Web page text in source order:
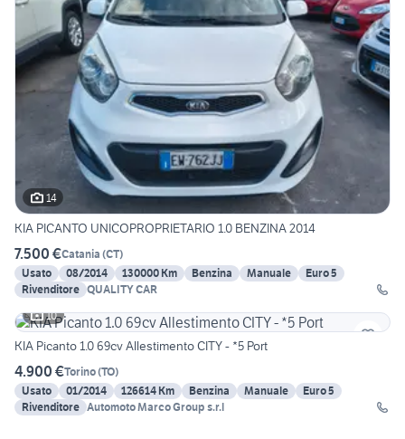
14
KIA PICANTO UNICOPROPRIETARIO 1.0 BENZINA 2014
7.500 €Catania (CT)
Usato
08/2014 130000 Km Benzina Manuale
Euro 5
Rivenditore QUALITY CAR
10
KIA Picanto 1.0 69cv Allestimento CITY - *5 Port
4.900 €Torino(TO)
Usato
01/2014 126614 Km Benzina Manuale
Euro 5
Rivenditore Automoto Marco Group s.r.l